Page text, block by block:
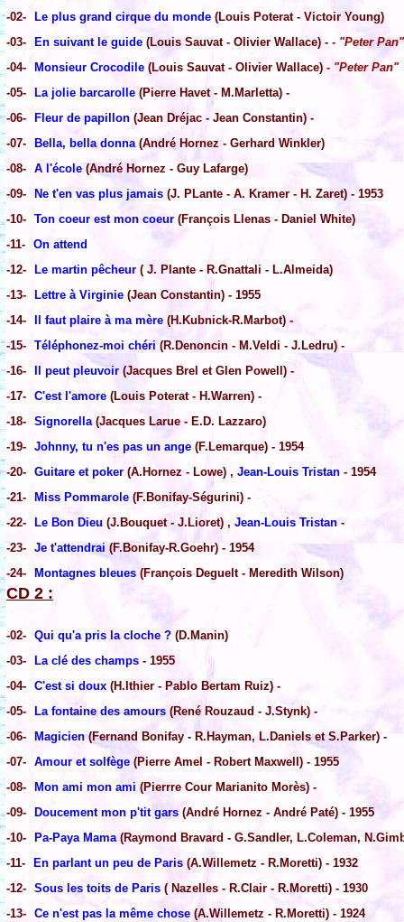
-02-
Le plus grand cirque du monde (Louis Poterat - Victoir Young)
-03-
En suivant le guide (Louis Sauvat - Olivier Wallace) - - "Peter Pan"
-04-
Monsieur Crocodile (Louis Sauvat - Olivier Wallace) - "Peter Pan"
-05-
La jolie barcarolle (Pierre Havet - M.Marletta) -
-06-
Fleur de papillon (Jean Dréjac - Jean Constantin) -
-07-
Bella, bella donna(André Hornez - Gerhard Winkler)
-08- A l'école (André Hornez - Guy Lafarge)
-09-
Ne t'en vas plus jamais (J. PLante - A. Kramer - H. Zaret) - 1953
-10- Ton coeur est mon coeur (François Llenas - Daniel White)
-11- On attend
-12-
Le martin pêcheur ( J. Plante - R.Gnattali - L.Almeida)
-13-
Lettre à Virginie (Jean Constantin) - 1955
-14-
Il faut plaire à ma mère (H.Kubnick-R.Marbot) -
-15- Téléphonez-moi chéri (R.Denoncin - M.Veldi - J.Ledru) -
-16-
Il peut pleuvoir (Jacques Brel et Glen Powell) -
-17- C'est l'amore (Louis Poterat - H.Warren) -
-18- Signorella (Jacques Larue - E.D. Lazzaro)
-19- Johnny, tu n'es pas un ange (F.Lemarque) - 1954
-20- Guitare et poker (A.Hornez - Lowe) , Jean-Louis Tristan - 1954
-21-
Miss Pommarole (F.Bonifay-Ségurini) -
-22-
Le Bon Dieu (J.Bouquet - J.Lioret) , Jean-Louis Tristan -
-23- Je t'attendrai(F.Bonifay-R.Goehr) - 1954
-24-
Montagnes bleues (François Deguelt - Meredith Wilson)
CD 2 :
-02- Qui qu'a pris la cloche ? (D.Manin)
-03-
La clé des champs - 1955
-04- C'est si doux (H.Ithier - Pablo Bertam Ruiz) -
-05-
La fontaine des amours (René Rouzaud - J.Stynk) -
-06-
Magicien(Fernand Bonifay - R.Hayman, L.Daniels et S.Parker) -
-07- Amour et solfège (Pierre Amel - Robert Maxwell) - 1955
-08-
Mon ami mon ami (Pierrre Cour Marianito Morès) -
-09-
Doucement mon p'tit gars (André Hornez - André Paté) - 1955
-10-
Pa-Paya Mama(Raymond Bravard - G.Sandler, L.Coleman,
-11-
En parlant un peu de Paris (A.Willemetz - R.Moretti) - 1932
-12- Sous les toits de Paris ( Nazelles - R.Clair - R.Moretti) - 1930
-13- Ce n'est pas la même chose (A.Willemetz - R.Moretti) - 1924